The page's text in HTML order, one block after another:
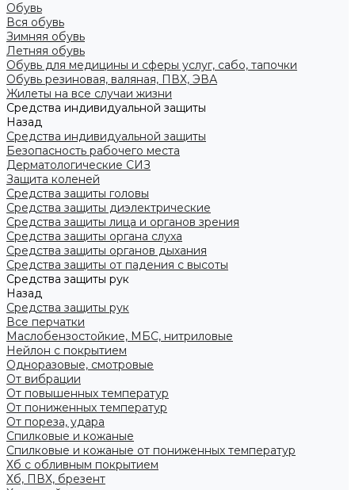
Обувь
Вся обувь
Зимняя обувь
Летняя обувь
Обувь для медицины и сферы услуг, сабо, тапочки
Обувь резиновая, валяная, ПВХ, ЭВА
Жилеты на все случаи жизни
Средства индивидуальной защиты
Назад
Средства индивидуальной защиты
Безопасность рабочего места
Дерматологические СИЗ
Защита коленей
Средства защиты головы
Средства защиты диэлектрические
Средства защиты лица и органов зрения
Средства защиты органа слуха
Средства защиты органов дыхания
Средства защиты от падения с высоты
Средства защиты рук
Назад
Средства защиты рук
Все перчатки
Маслобензостойкие, МБС, нитриловые
Нейлон с покрытием
Одноразовые, смотровые
От вибрации
От повышенных температур
От пониженных температур
От пореза, удара
Спилковые и кожаные
Спилковые и кожаные от пониженных температур
Хб с обливным покрытием
Хб, ПВХ, брезент